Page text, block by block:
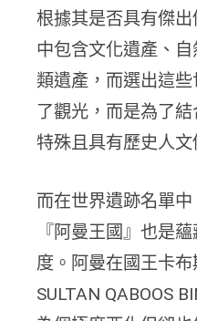
根據其是否具有傑
中包含文化遺產、
類遺產，而選出這
了觀光，而是為了
特殊且具有歷史人文
而在世界遺跡名單
『阿曼王國』也是
度。阿曼在國王卡
SULTAN QABOOS